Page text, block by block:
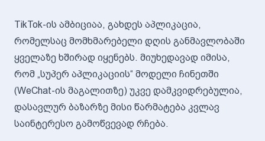
TikTok-ის ამბიციაა, გახდეს აპლიკაცია,
რომელსაც მომხმარებელი დღის განმავლობაში
ყველაზე ხშირად იყენებს. მიუხედავად იმისა,
რომ „სუპერ აპლიკაციის“ მოდელი ჩინეთში
(WeChat-ის მაგალითზე) უკვე დამკვიდრებულია,
დასავლურ ბაზარზე მისი წარმატება კვლავ
საინტერესო გამოწვევად რჩება.